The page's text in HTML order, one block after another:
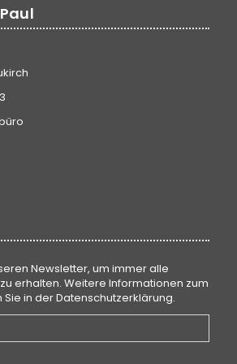
Newsletter, um immer alle
erhalten. Weitere Informationen zum
Sie in derDatenschutzerklärung.